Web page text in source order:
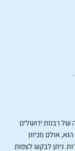
של רבנות ירושלים
אולם מכיוון
ניתן לבקש לצפות